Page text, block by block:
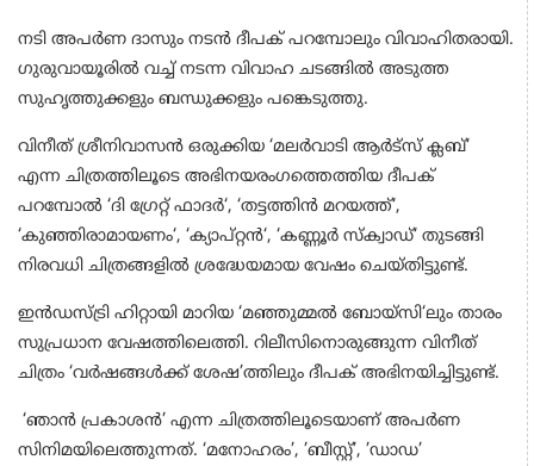
നടി അപര്‍ണ ദാസും നടൻ ദീപക് പറമ്പോലും വിവാഹിതരായി.
ഗുരുവായൂരിൽ വച്ച് നടന്ന വിവാഹ ചടങ്ങിൽ അടുത്ത
സുഹൃത്തുക്കളും ബന്ധുക്കളും പങ്കെടുത്തു.
വിനീത് ശ്രീനിവാസൻ ഒരുക്കിയ ‘മലർവാടി ആർട്സ് ക്ലബ്‘
എന്ന ചിത്രത്തിലൂടെ അഭിനയരം​ഗത്തെത്തിയ ദീപക്
പറമ്പോൽ ‘ദി ​ഗ്രേറ്റ് ഫാദർ‘, ‘തട്ടത്തിൻ മറയത്ത്‘,
‘കുഞ്ഞിരാമായണം‘, ‘ക്യാപ്റ്റൻ‘, ‘കണ്ണൂർ സ്ക്വാഡ്‘ തുടങ്ങി
നിരവധി ചിത്രങ്ങളിൽ ശ്രദ്ധേയമായ വേഷം ചെയ്തിട്ടുണ്ട്.
ഇൻഡസ്ട്രി ഹിറ്റായി മാറിയ ‘മഞ്ഞുമ്മൽ ബോയ്സി‘ലും താരം
സുപ്രധാന വേഷത്തിലെത്തി. റിലീസിനൊരുങ്ങുന്ന വിനീത്
ചിത്രം ‘വർഷങ്ങൾക്ക് ശേഷ’ത്തിലും ദീപക് അഭിനയിച്ചിട്ടുണ്ട്.
‘ഞാൻ പ്രകാശൻ’ എന്ന ചിത്രത്തിലൂടെയാണ് അപർണ
സിനിമയിലെത്തുന്നത്. ‘മനോഹരം’, ’ബീസ്റ്റ്’, ’ഡാഡ’